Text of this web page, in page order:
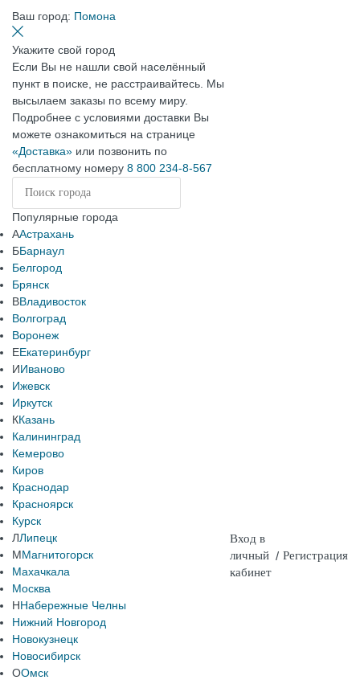
Ваш город: Помона
Укажите свой город
Если Вы не нашли свой населённый
пункт в поиске, не расстраивайтесь. Мы
высылаем заказы по всему миру.
Подробнее с условиями доставки Вы
можете ознакомиться на странице
«Доставка» или позвонить по
бесплатному номеру 8 800 234-8-567
Популярные города
ААстрахань
ББарнаул
Белгород
Брянск
ВВладивосток
Волгоград
Воронеж
ЕЕкатеринбург
ИИваново
Ижевск
Иркутск
ККазань
Калининград
Кемерово
Киров
Краснодар
Красноярск
Курск
ЛЛипецк
ММагнитогорск
Махачкала
Москва
ННабережные Челны
Нижний Новгород
Новокузнецк
Новосибирск
ООмск
Вход в
личный
кабинет
/ Регистрация